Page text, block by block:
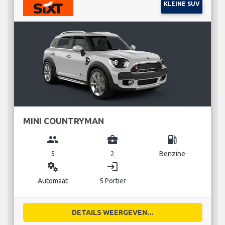
KLEINE SUV
MINI COUNTRYMAN
group
5
business_center
2
local_gas_station
Benzine
miscellaneous_services
Automaat
login
5 Portier
DETAILS WEERGEVEN...